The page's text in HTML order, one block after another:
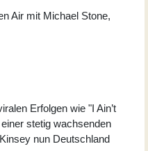
Air mit Michael Stone,
Erfolgen wie "I Ain’t
stetig wachsenden
nun Deutschland